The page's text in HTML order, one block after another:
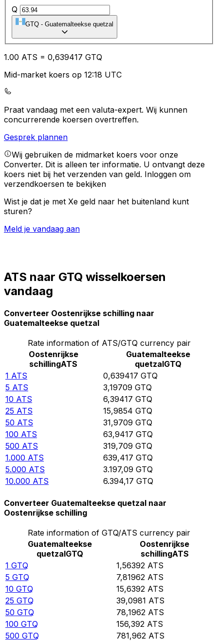
Q
GTQ - Guatemalteekse quetzal
1.00 ATS = 0,639417 GTQ
Mid-market koers op 12:18 UTC
Praat vandaag met een valuta-expert. Wij kunnen
concurrerende koersen overtreffen.
Gesprek plannen
Wij gebruiken de midmarket koers voor onze
Converter. Dit is alleen ter informatie. U ontvangt deze
koers niet bij het verzenden van geld. Inloggen om
verzendkoersen te bekijken
Wist je dat je met Xe geld naar het buitenland kunt
sturen?
Meld je vandaag aan
ATS naar GTQ wisselkoersen
vandaag
Converteer Oostenrijkse schilling naar
Guatemalteekse quetzal
Rate information of ATS/GTQ currency pair
Oostenrijkse
schillingATS
Guatemalteekse
quetzalGTQ
1 ATS 0,639417 GTQ
5 ATS 3,19709 GTQ
10 ATS 6,39417 GTQ
25 ATS 15,9854 GTQ
50 ATS 31,9709 GTQ
100 ATS 63,9417 GTQ
500 ATS 319,709 GTQ
1.000 ATS 639,417 GTQ
5.000 ATS 3.197,09 GTQ
10.000 ATS 6.394,17 GTQ
Converteer Guatemalteekse quetzal naar
Oostenrijkse schilling
Rate information of GTQ/ATS currency pair
Guatemalteekse
quetzalGTQ
Oostenrijkse
schillingATS
1 GTQ 1,56392 ATS
5 GTQ 7,81962 ATS
10 GTQ 15,6392 ATS
25 GTQ 39,0981 ATS
50 GTQ 78,1962 ATS
100 GTQ 156,392 ATS
500 GTQ 781,962 ATS